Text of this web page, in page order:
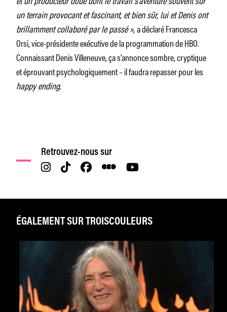
un terrain provocant et fascinant, et bien sûr, lui et Denis ont
brillamment collaboré par le passé »,a déclaré Francesca
Orsi, vice-présidente exécutive de la programmation de HBO.
Connaissant Denis Villeneuve, ça s’annonce sombre, cryptique
et éprouvant psychologiquement – il faudra repasser pour les
happy ending.
Retrouvez-nous sur
ÉGALEMENT SUR TROISCOULEURS